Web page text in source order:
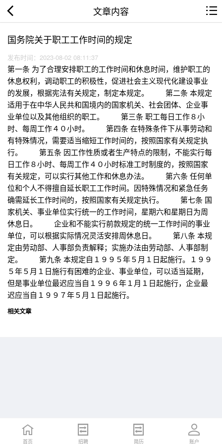
文章内容
国务院关于职工工作时间的规定
发布时间：2023-08-02 08:11:37
第一条 为了合理安排职工的工作时间和休息时间，维护职工的
休息权利，调动职工的积极性，促进社会主义现代化建设事业
的发展，根据宪法有关规定，制定本规定。 第二条 本规定
适用于在中华人民共和国境内的国家机关、社会团体、企业事
业单位以及其他组织的职工。 第三条 职工每日工作８小
时、每周工作４０小时。 第四条 在特殊条件下从事劳动和
有特殊情况，需要适当缩短工作时间的，按照国家有关规定执
行。 第五条 因工作性质或者生产特点的限制，不能实行每
日工作８小时、每周工作４０小时标准工时制度的，按照国家
有关规定，可以实行其他工作和休息办法。 第六条 任何单
位和个人不得擅自延长职工工作时间。因特殊情况和紧急任务
确需延长工作时间的，按照国家有关规定执行。 第七条 国
家机关、事业单位实行统一的工作时间，星期六和星期日为周
休息日。 企业和不能实行前款规定的统一工作时间的事业
单位，可以根据实际情况灵活安排周休息日。 第八条 本规
定由劳动部、人事部负责解释；实施办法由劳动部、人事部制
定。 第九条 本规定自１９９５年５月１日起施行。１９９
５年５月１日施行有困难的企业、事业单位，可以适当延期，
但是事业单位最迟应当自１９９６年１月１日起施行，企业最
迟应当自１９９７年５月１日起施行。
相关文章
首页 招聘 简历 账户
首页 招聘 简历 账户